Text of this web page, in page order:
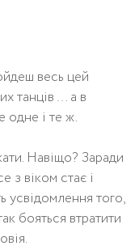
весь цей
танців … а в
одне і те ж.
Навіщо? Заради
віком стає і
усвідомлення того,
бояться втратити